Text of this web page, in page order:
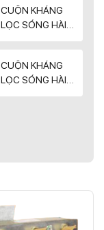
CUỘN KHÁNG
LỌC SÓNG HÀI
CUỘN KHÁNG
LỌC SÓNG HÀI